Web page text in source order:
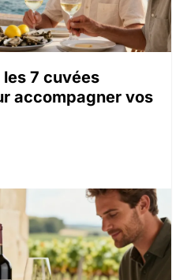
7 cuvées
accompagner vos